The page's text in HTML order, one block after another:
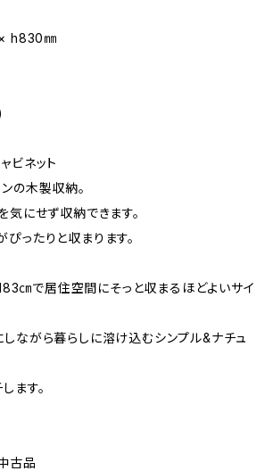
h830㎜
ビネット
の木製収納。
気にせず収納できます。
ったりと収まります。
㎝で居住空間にそっと収まるほどよいサイ
ながら暮らしに溶け込むシンプル&ナチュ
ます。
古品